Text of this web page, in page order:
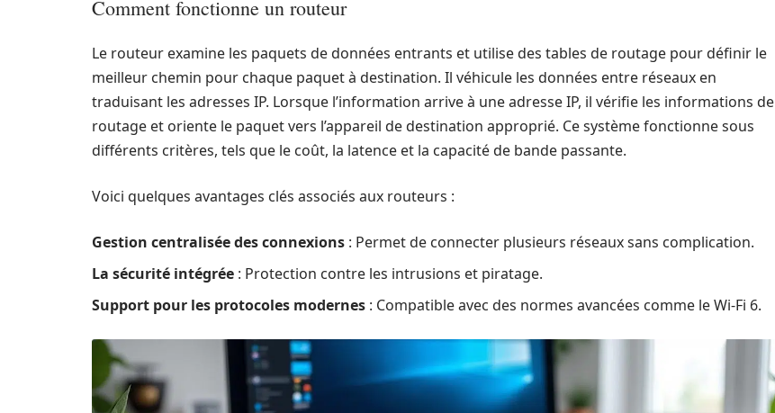
Comment fonctionne un routeur
Le routeur examine les paquets de données entrants et utilise des tables de routage pour définir le
meilleur chemin pour chaque paquet à destination. Il véhicule les données entre réseaux en
traduisant les adresses IP. Lorsque l’information arrive à une adresse IP, il vérifie les informations de
routage et oriente le paquet vers l’appareil de destination approprié. Ce système fonctionne sous
différents critères, tels que le coût, la latence et la capacité de bande passante.
Voici quelques avantages clés associés aux routeurs :
Gestion centralisée des connexions : Permet de connecter plusieurs réseaux sans complication.
La sécurité intégrée : Protection contre les intrusions et piratage.
Support pour les protocoles modernes : Compatible avec des normes avancées comme le Wi-Fi 6.